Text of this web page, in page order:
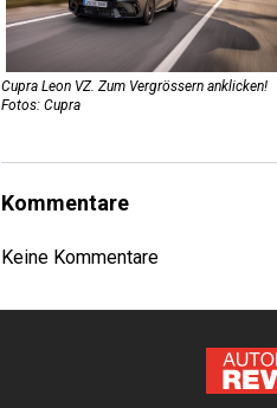
Cupra Leon VZ. Zum Vergrössern anklicken!
Fotos: Cupra
Kommentare
Keine Kommentare